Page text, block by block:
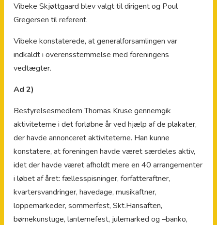
Vibeke Skjøttgaard blev valgt til dirigent og Poul
Gregersen til referent.
Vibeke konstaterede, at generalforsamlingen var
indkaldt i overensstemmelse med foreningens
vedtægter.
Ad 2)
Bestyrelsesmedlem Thomas Kruse gennemgik
aktiviteterne i det forløbne år ved hjælp af de plakater,
der havde annonceret aktiviteterne. Han kunne
konstatere, at foreningen havde været særdeles aktiv,
idet der havde været afholdt mere en 40 arrangementer
i løbet af året: fællesspisninger, forfatteraftner,
kvartersvandringer, havedage, musikaftner,
loppemarkeder, sommerfest, Skt.Hansaften,
børnekunstuge, lanternefest, julemarked og –banko,